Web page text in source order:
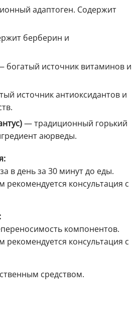
адаптоген. Содержит
берберин и
богатый источник витаминов и
источник антиоксидантов и
— традиционный горький
аюрведы.
в день за 30 минут до еды.
консультация с
компонентов.
консультация с
средством.